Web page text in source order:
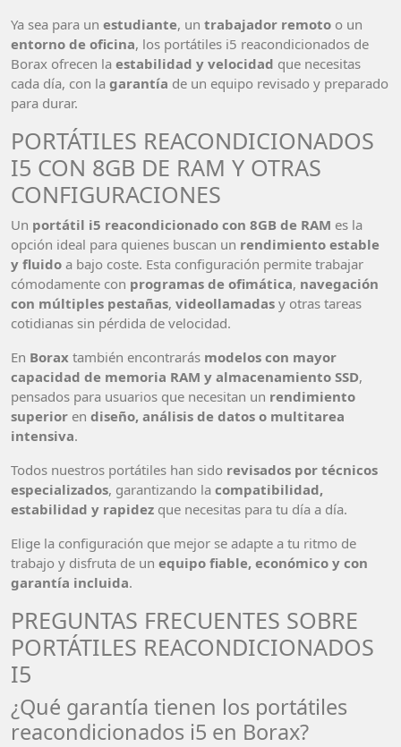
Ya sea para un estudiante, un trabajador remoto o un
entorno de oficina, los portátiles i5 reacondicionados de
Borax ofrecen la estabilidad y velocidad que necesitas
cada día, con la garantía de un equipo revisado y preparado
para durar.
PORTÁTILES REACONDICIONADOS
I5 CON 8GB DE RAM Y OTRAS
CONFIGURACIONES
Un portátil i5 reacondicionado con 8GB de RAM es la
opción ideal para quienes buscan un rendimiento estable
y fluido a bajo coste. Esta configuración permite trabajar
cómodamente con programas de ofimática, navegación
con múltiples pestañas, videollamadas y otras tareas
cotidianas sin pérdida de velocidad.
En Borax también encontrarás modelos con mayor
capacidad de memoria RAM y almacenamiento SSD,
pensados para usuarios que necesitan un rendimiento
superior en diseño, análisis de datos o multitarea
intensiva.
Todos nuestros portátiles han sido revisados por técnicos
especializados, garantizando la compatibilidad,
estabilidad y rapidez que necesitas para tu día a día.
Elige la configuración que mejor se adapte a tu ritmo de
trabajo y disfruta de un equipo fiable, económico y con
garantía incluida.
PREGUNTAS FRECUENTES SOBRE
PORTÁTILES REACONDICIONADOS
I5
¿Qué garantía tienen los portátiles
reacondicionados i5 en Borax?